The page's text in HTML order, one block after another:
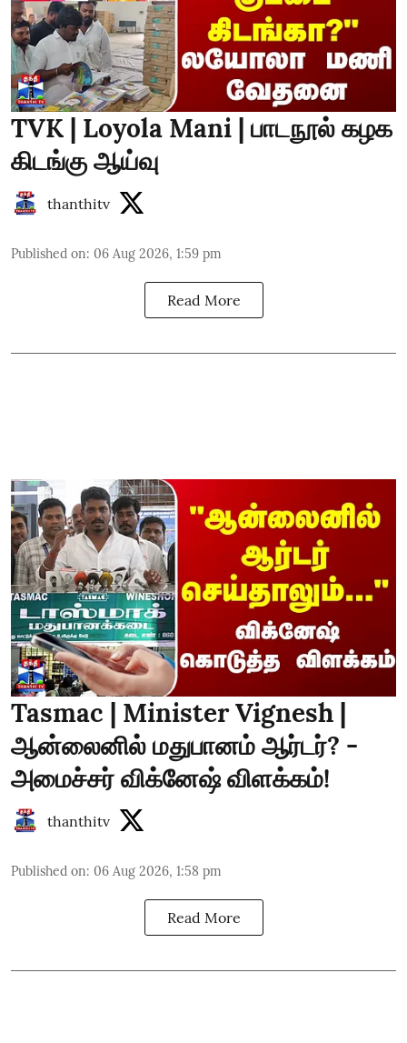
TVK | Loyola Mani | பாடநூல் கழக
கிடங்கு ஆய்வு
thanthitv
Published on: 06 Aug 2026, 1:59 pm
Read More
Tasmac | Minister Vignesh |
ஆன்லைனில் மதுபானம் ஆர்டர்? -
அமைச்சர் விக்னேஷ் விளக்கம்!
thanthitv
Published on: 06 Aug 2026, 1:58 pm
Read More